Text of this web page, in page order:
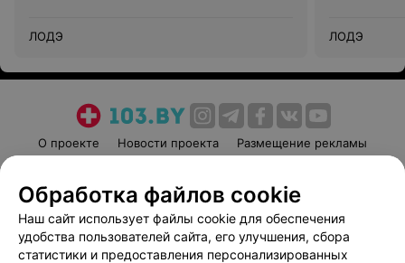
ЛОДЭ ЛОДЭ
О проекте Новости проекта
Размещение рекламы
Пользовательское соглашение
Способы оплаты
Вакансии
Партнеры
Написать руководителю 103.by
Обработка файлов cookie
Наш сайт использует файлы cookie для обеспечения
удобства пользователей сайта, его улучшения, сбора
статистики и предоставления персонализированных